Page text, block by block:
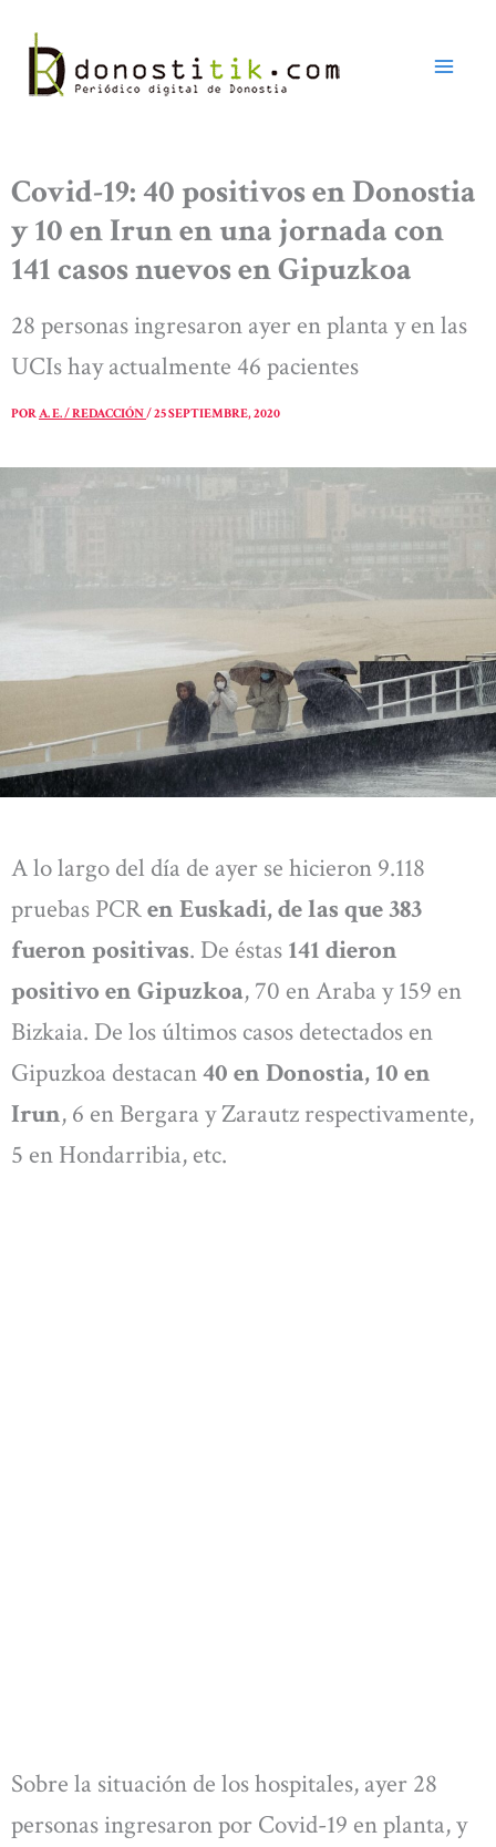
contenido
Covid-19: 40 positivos en Donostia
y 10 en Irun en una jornada con
141 casos nuevos en Gipuzkoa
28 personas ingresaron ayer en planta y en las
UCIs hay actualmente 46 pacientes
PORA. E. / REDACCIÓN/25 SEPTIEMBRE, 2020
A lo largo del día de ayer se hicieron 9.118
pruebas PCRen Euskadi, de las que 383
fueron positivas. De éstas 141 dieron
positivo en Gipuzkoa, 70 en Araba y 159 en
Bizkaia. De los últimos casos detectados en
Gipuzkoa destacan40 en Donostia, 10 en
Irun, 6 en Bergara y Zarautz respectivamente,
5 en Hondarribia, etc.
Sobre la situación de los hospitales, ayer 28
personas ingresaron por Covid-19 en planta, y